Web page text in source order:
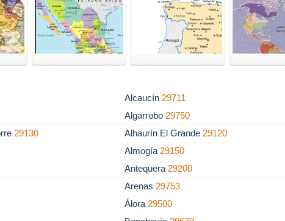
Alcaucín 29711
Algarrobo 29750
29130 Alhaurín El Grande 29120
Almogía 29150
Antequera 29200
Arenas 29753
Álora 29500